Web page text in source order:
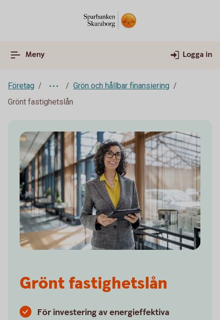
Meny Logga in
Företag
Grön och hållbar finansiering
Grönt fastighetslån
Grönt fastighetslån
För investering av energieffektiva